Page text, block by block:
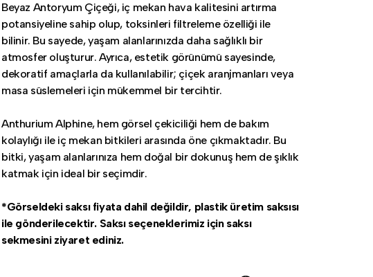
Beyaz Antoryum Çiçeği, iç mekan hava kalitesini artırma
potansiyeline sahip olup, toksinleri filtreleme özelliği ile
bilinir. Bu sayede, yaşam alanlarınızda daha sağlıklı bir
atmosfer oluşturur. Ayrıca, estetik görünümü sayesinde,
dekoratif amaçlarla da kullanılabilir; çiçek aranjmanları veya
masa süslemeleri için mükemmel bir tercihtir.
Anthurium Alphine, hem görsel çekiciliği hem de bakım
kolaylığı ile iç mekan bitkileri arasında öne çıkmaktadır. Bu
bitki, yaşam alanlarınıza hem doğal bir dokunuş hem de şıklık
katmak için ideal bir seçimdir.
*Görseldeki saksı fiyata dahil değildir, plastik üretim saksısı
ile gönderilecektir. Saksı seçeneklerimiz için saksı
sekmesini ziyaret ediniz.